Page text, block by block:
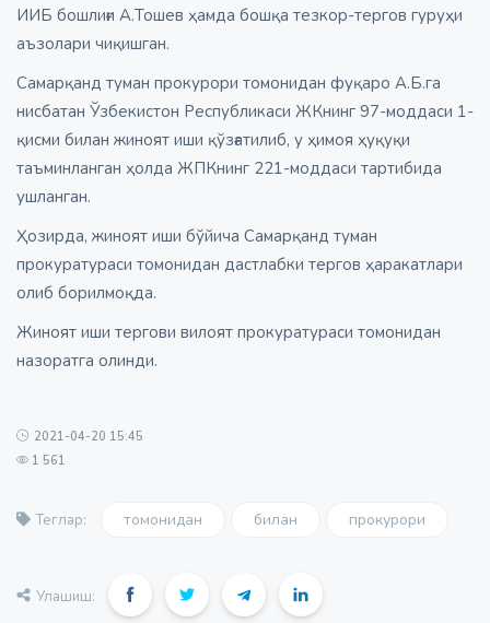
ИИБ бошлиғи А.Тошев ҳамда бошқа тезкор-тергов гуруҳи
аъзолари чиқишган.
Самарқанд туман прокурори томонидан фуқаро А.Б.га
нисбатан Ўзбекистон Республикаси ЖКнинг 97-моддаси 1-
қисми билан жиноят иши қўзғатилиб, у ҳимоя ҳуқуқи
таъминланган ҳолда ЖПКнинг 221-моддаси тартибида
ушланган.
Ҳозирда, жиноят иши бўйича Самарқанд туман
прокуратураси томонидан дастлабки тергов ҳаракатлари
олиб борилмоқда.
Жиноят иши тергови вилоят прокуратураси томонидан
назоратга олинди.
2021-04-20 15:45
1 561
Теглар: томонидан билан прокурори
Улашиш: